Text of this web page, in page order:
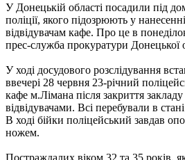
У Донецькій області посадили під
поліції, якого підозрюють у
відвідувачам кафе. Про це в
прес-служба прокуратури Донецької
У ході досудового розслідування
ввечері 28 червня 23-річний
кафе м.Лімана після закриття
відвідувачами. Всі перебували в
В ході бійки поліцейський завдав
ножем.
Постраждалих віком 32 та 35 років,